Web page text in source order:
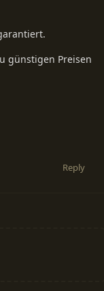
günstigen Preisen
Reply